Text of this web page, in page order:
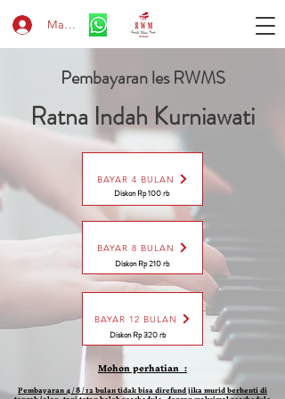
Masuk
Pembayaran les RWMS
Ratna Indah Kurniawati
BAYAR 4 BULAN
Diskon Rp 100 rb
BAYAR 8 BULAN
Diskon Rp 210 rb
BAYAR 12 BULAN
Diskon Rp 320 rb
Mohon perhatian :
Pembayaran 4 / 8 / 12 bulan tidak bisa direfund jika murid berhenti di